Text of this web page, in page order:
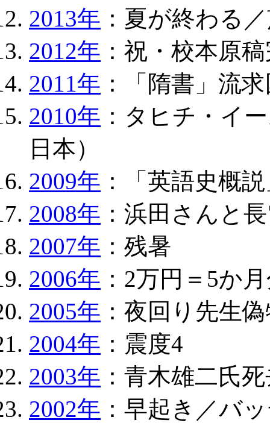
2013年 ：夏が終わる
2012年 ：祝・校本原
2011年 ：「隋書」流
2010年 ：タヒチ・イ
日本）
2009年 ：「英語史概
2008年 ：浜田さんと
2007年 ：残暑
2006年 ：2万円＝5か
2005年 ：夜回り先生
2004年 ：震度4
2003年 ：青木雄二氏
2002年 ：早起き／バ